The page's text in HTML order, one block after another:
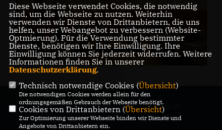
CDU-Landtagabgeordneter für den Wahlkreis 05
Genthin
Diese Webseite verwendet Cookies, die notwendig
sind, um die Webseite zu nutzen. Weiterhin
verwenden wir Dienste von Drittanbietern, die uns
helfen, unser Webangebot zu verbessern (Website-
Optmierung). Für die Verwendung bestimmter
Dienste, benötigen wir Ihre Einwilligung. Ihre
Einwilligung können Sie jederzeit widerrufen. Weitere
Informationen finden Sie in unserer
Datenschutzerklärung.
Technisch notwendige Cookies (Übersicht)
Die notwendigen Cookies werden allein für den
ordnungsgemäßen Gebrauch der Webseite benötigt.
Cookies von Drittanbietern (Übersicht)
Zur Optimierung unserer Webseite binden wir Dienste und
Angebote von Drittanbietern ein.